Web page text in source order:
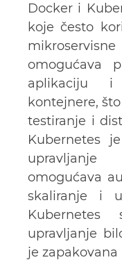
Docker i
koje često
omogućava
aplikaciju
kontejnere,
testiranje i
Kubernetes
omogućava
skaliranje i
upravljanje
je